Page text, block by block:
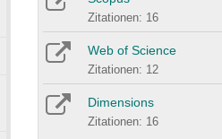
Zitationen: 16
Web of Science
Zitationen: 12
Dimensions
Zitationen: 16